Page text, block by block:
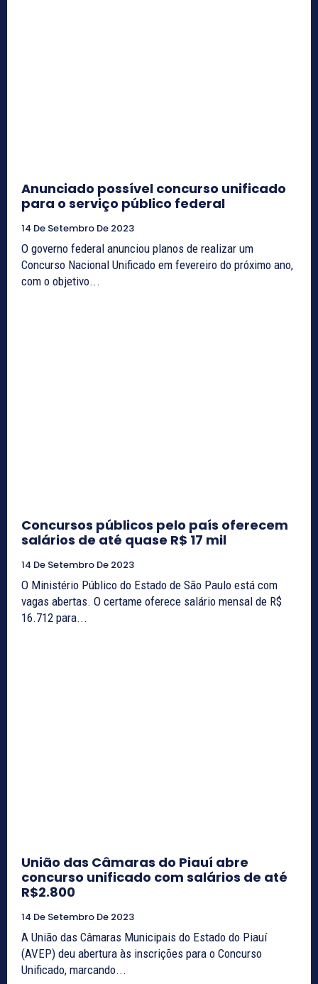
Anunciado possível concurso unificado
para o serviço público federal
14 De Setembro De 2023
O governo federal anunciou planos de realizar um
Concurso Nacional Unificado em fevereiro do próximo ano,
com o objetivo...
Concursos públicos pelo país oferecem
salários de até quase R$ 17 mil
14 De Setembro De 2023
O Ministério Público do Estado de São Paulo está com
vagas abertas. O certame oferece salário mensal de R$
16.712 para...
União das Câmaras do Piauí abre
concurso unificado com salários de até
R$2.800
14 De Setembro De 2023
A União das Câmaras Municipais do Estado do Piauí
(AVEP) deu abertura às inscrições para o Concurso
Unificado, marcando...